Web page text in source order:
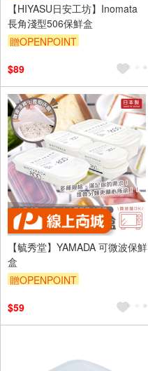
【HIYASU日安工坊】Inomata
長角淺型506保鮮盒
贈OPENPOINT
$89
【毓秀堂】YAMADA 可微波保鮮
盒
贈OPENPOINT
$59